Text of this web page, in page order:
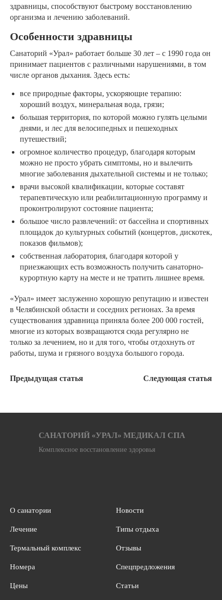
здравницы, способствуют быстрому восстановлению
организма и лечению заболеваний.
Особенности здравницы
Санаторий «Урал» работает больше 30 лет – с 1990 года он
принимает пациентов с различными нарушениями, в том
числе органов дыхания. Здесь есть:
все природные факторы, ускоряющие терапию:
хороший воздух, минеральная вода, грязи;
большая территория, по которой можно гулять целыми
днями, и лес для велосипедных и пешеходных
путешествий;
огромное количество процедур, благодаря которым
можно не просто убрать симптомы, но и вылечить
многие заболевания дыхательной системы и не только;
врачи высокой квалификации, которые составят
терапевтическую или реабилитационную программу и
проконтролируют состояние пациента;
большое число развлечений: от бассейна и спортивных
площадок до культурных событий (концертов, дискотек,
показов фильмов);
собственная лаборатория, благодаря которой у
приезжающих есть возможность получить санаторно-
курортную карту на месте и не тратить лишнее время.
«Урал» имеет заслуженно хорошую репутацию и известен
в Челябинской области и соседних регионах. За время
существования здравница приняла более 200 000 гостей,
многие из которых возвращаются сюда регулярно не
только за лечением, но и для того, чтобы отдохнуть от
работы, шума и грязного воздуха большого города.
Предыдущая статья Следующая статья
САНАТОРИЙ «УРАЛ» МЕДИКАЛ СПА
Комплексное восстановление здоровья
О санатории
Лечение
Термальный комплекс
Номера
Цены
Новости
Типы отдыха
Отзывы
Спецпредложения
Статьи